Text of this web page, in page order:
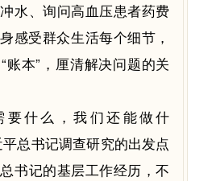
水、询问高血压患者药费
受群众生活每个细节，
账本”，厘清解决问题的关
什么，我们还能做什
总书记调查研究的出发点
书记的基层工作经历，不